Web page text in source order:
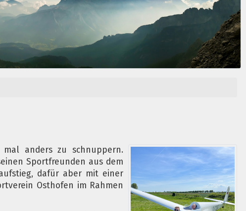
anders zu schnuppern.
Sportfreunden aus dem
dafür aber mit einer
Osthofen im Rahmen